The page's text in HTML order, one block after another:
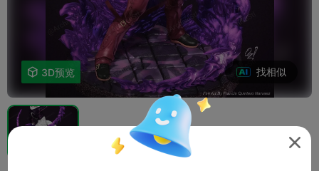
 3D预览 找相似
